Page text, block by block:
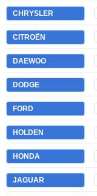
CHRYSLER
CITROËN
DAEWOO
DODGE
FORD
HOLDEN
HONDA
JAGUAR